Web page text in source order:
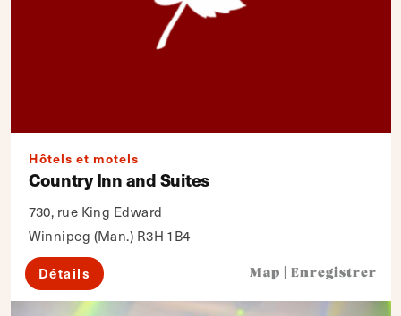
Hôtels et motels
Country Inn and Suites
730, rue King Edward
Winnipeg (Man.) R3H 1B4
Détails Map Enregistrer